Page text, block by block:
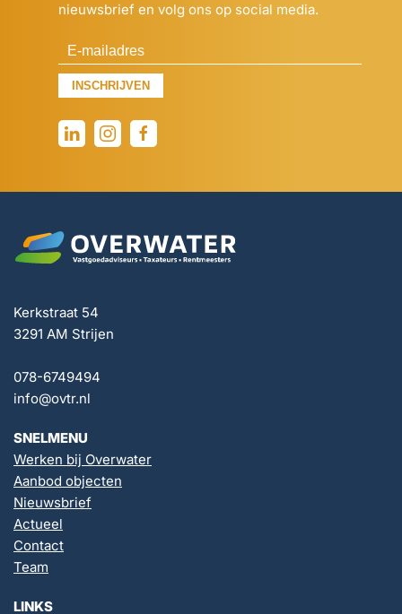
nieuwsbrief en volg ons op social media.
INSCHRIJVEN
Kerkstraat 54
3291 AM Strijen
078-6749494
info@ovtr.nl
SNELMENU
Werken bij Overwater
Aanbod objecten
Nieuwsbrief
Actueel
Contact
Team
LINKS